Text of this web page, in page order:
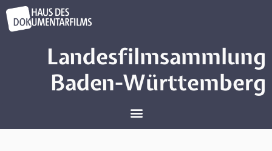
Landesfilmsammlung
Baden-Württemberg